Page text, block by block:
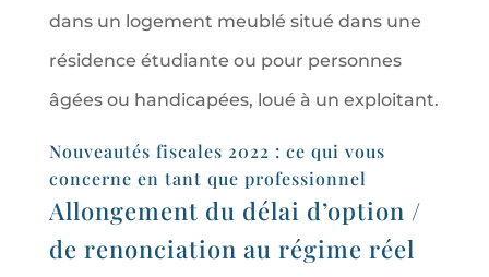
dans un logement meublé situé dans une
résidence étudiante ou pour personnes
âgées ou handicapées, loué à un exploitant.
Nouveautés fiscales 2022 : ce qui vous
concerne en tant que professionnel
Allongement du délai d’option /
de renonciation au régime réel